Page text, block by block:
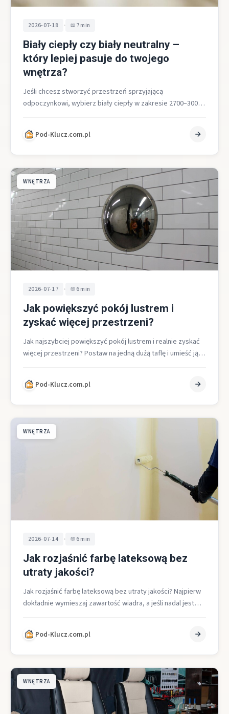
2026-07-18 • 7 min
Biały ciepły czy biały neutralny –
który lepiej pasuje do twojego
wnętrza?
Jeśli chcesz stworzyć przestrzeń sprzyjającą
odpoczynkowi, wybierz biały ciepły w zakresie 2700–3000
Pod-Klucz.com.pl
WNĘTRZA
2026-07-17 • 6 min
Jak powiększyć pokój lustrem i
zyskać więcej przestrzeni?
Jak najszybciej powiększyć pokój lustrem i realnie zyskać
więcej przestrzeni? Postaw na jedną dużą taflę i umieść ją
Pod-Klucz.com.pl
WNĘTRZA
2026-07-14 • 6 min
Jak rozjaśnić farbę lateksową bez
utraty jakości?
Jak rozjaśnić farbę lateksową bez utraty jakości? Najpierw
dokładnie wymieszaj zawartość wiadra, a jeśli nadal jest
Pod-Klucz.com.pl
WNĘTRZA